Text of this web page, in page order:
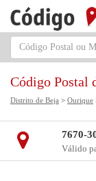
Código Postal
Distrito de Beja > Ourique
7670-
Válido